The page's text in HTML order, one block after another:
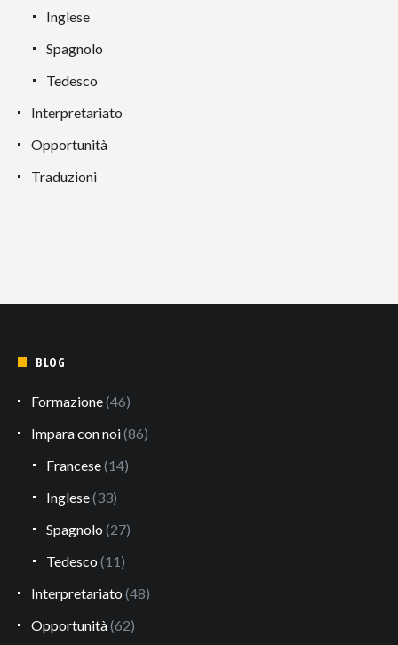
Inglese
Spagnolo
Tedesco
Interpretariato
Opportunità
Traduzioni
BLOG
Formazione(46)
Impara con noi(86)
Francese(14)
Inglese(33)
Spagnolo (27)
Tedesco (11)
Interpretariato (48)
Opportunità(62)